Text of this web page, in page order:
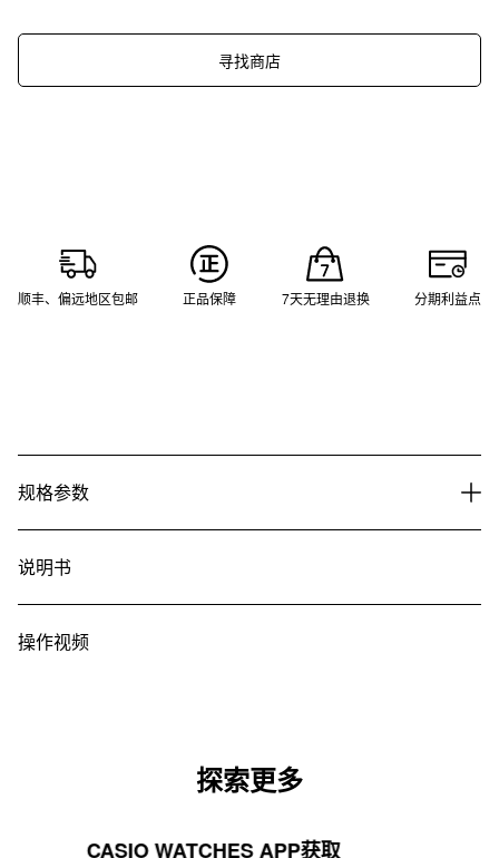
寻找商店
顺丰、偏远地区包邮 正品保障 7天无理由退换 分期利益点
规格参数
说明书
操作视频
探索更多
CASIO WATCHES APP获取